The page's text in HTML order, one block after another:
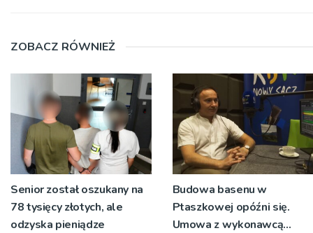
ZOBACZ RÓWNIEŻ
Senior został oszukany na
78 tysięcy złotych, ale
odzyska pieniądze
Budowa basenu w
Ptaszkowej opóźni się.
Umowa z wykonawcą